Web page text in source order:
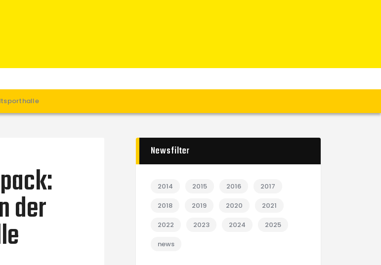
der
Newsfilter
2014 2015 2016 2017
2018 2019 2020 2021
2022 2023 2024 2025
news